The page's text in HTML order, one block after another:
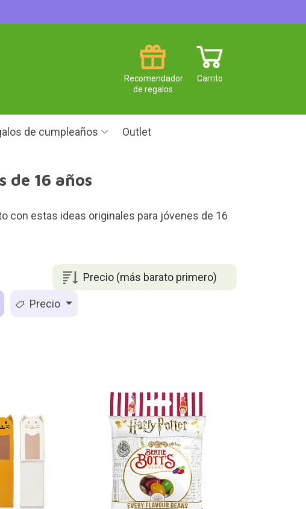
Carrito
Recomendador
de regalos
de cumpleaños Outlet
de 16 años
con estas ideas originales para jóvenes de 16
Precio (más barato primero)
Precio